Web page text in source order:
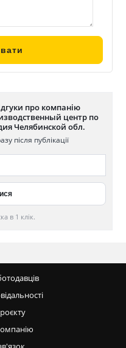
про компанію
центр по
Челябинской обл.
після публікації
в 1 клік.